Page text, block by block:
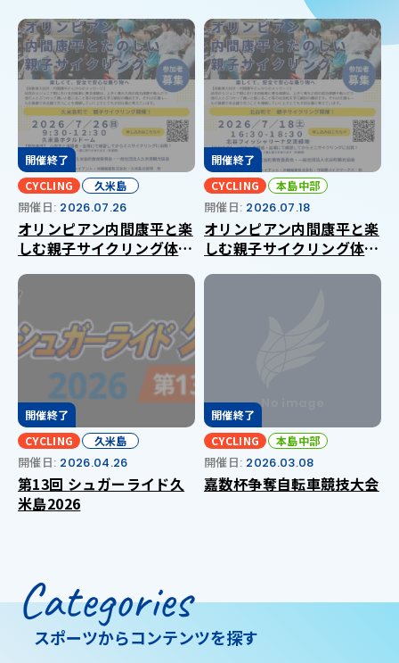
開催終了
CYCLING
久米島
開催日: 2026.07.26
オリンピアン内間康平と楽
しむ親子サイクリング体験
開催終了
CYCLING
本島中部
開催日: 2026.07.18
オリンピアン内間康平と楽
しむ親子サイクリング体験
開催終了
CYCLING
久米島
開催日: 2026.04.26
第13回 シュガーライド久
米島2026
開催終了
CYCLING
本島中部
開催日: 2026.03.08
嘉数杯争奪自転車競技大会
Categories
スポーツからコンテンツを探す